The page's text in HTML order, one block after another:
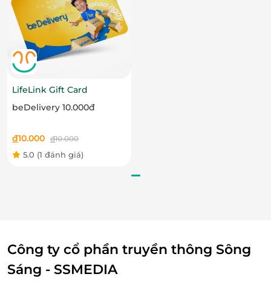
LifeLink Gift Card
beDelivery 10.000đ
đ10.000 đ10.000
5.0 (1 đánh giá)
Công ty cổ phần truyền thông Sông
Sáng - SSMEDIA